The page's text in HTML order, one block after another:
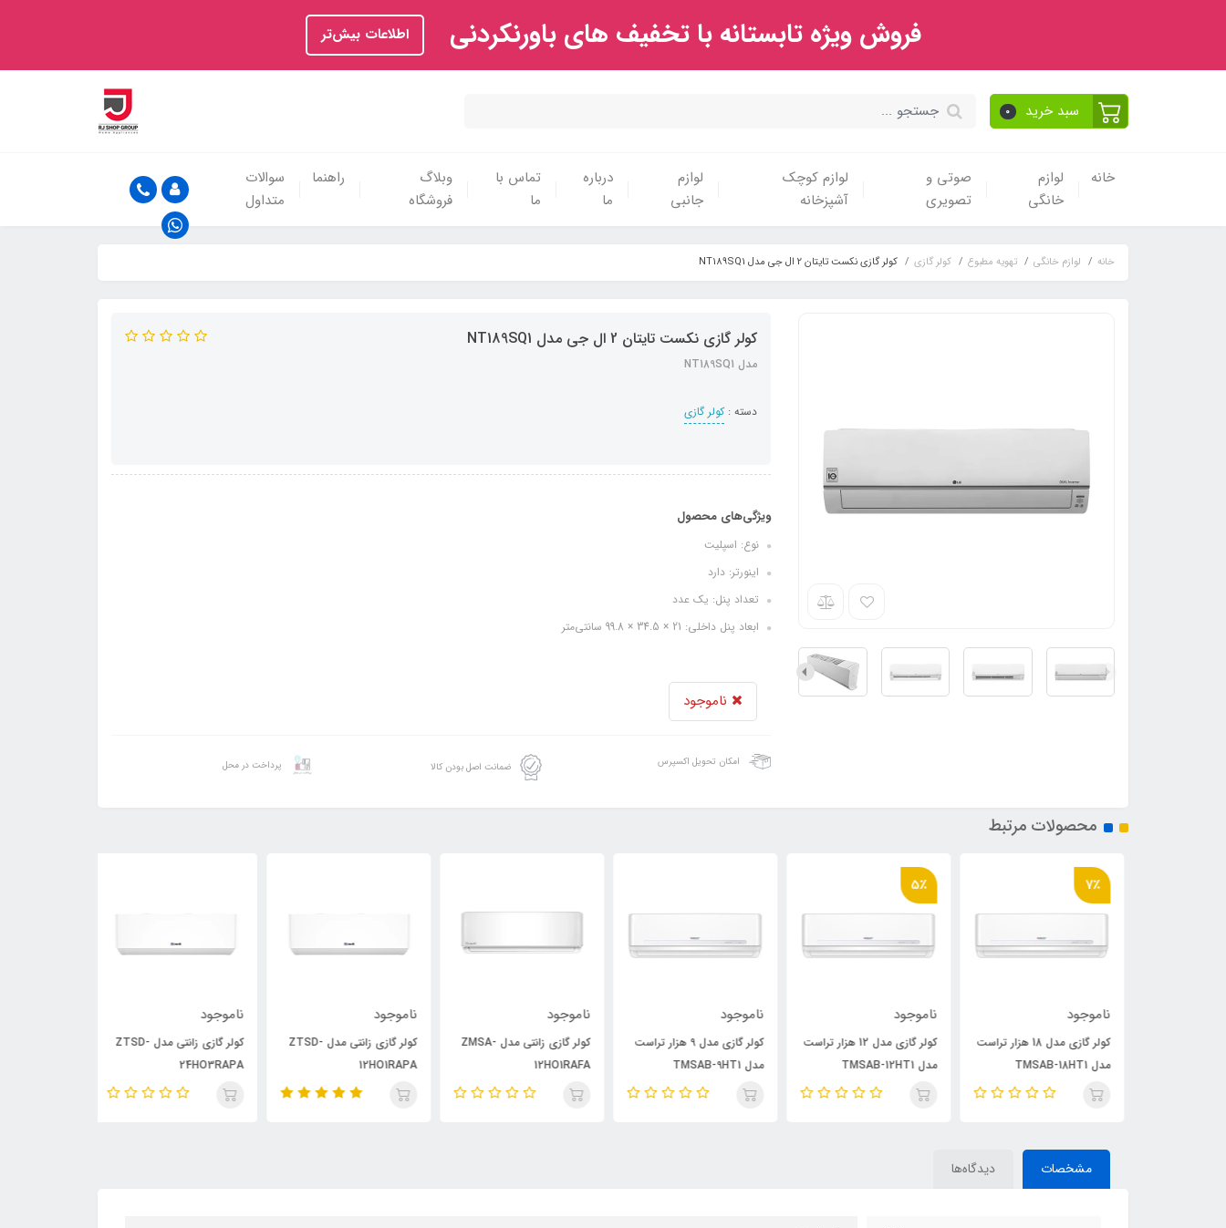
فروش ویژه تابستانه با تخفیف های باورنکردنی اطلاعات بیش‌تر
سبد خرید 0
خانه
لوازم
خانگی
صوتی و
تصویری
لوازم کوچک
آشپزخانه
لوازم
جانبی
درباره
ما
تماس با
ما
وبلاگ
فروشگاه
راهنما
سوالات
متداول
خانه لوازم خانگی تهویه مطبوع کولر گازی کولر گازی نکست تایتان 2 ال جی مدل NT189SQ1
کولر گازی نکست تایتان 2 ال جی مدل NT189SQ1
مدل NT189SQ1
دسته :کولر گازی
ویژگی‌های محصول
نوع: اسپلیت
اینورتر: دارد
تعداد پنل: یک عدد
ابعاد پنل داخلی: 21 × 34.5 × 99.8 سانتی‌متر
ناموجود
امکان تحویل اکسپرس ضمانت اصل بودن کالا پرداخت در محل
محصولات مرتبط
7٪
ناموجود
کولر گازی مدل 18 هزار تراست
مدل TMSAB-18HT1
5٪
ناموجود
کولر گازی مدل 12 هزار تراست
مدل TMSAB-12HT1
ناموجود
کولر گازی مدل 9 هزار تراست
مدل TMSAB-9HT1
ناموجود
کولر گازی زانتی مدل ZMSA-
12HO1RAFA
ناموجود
کولر گازی زانتی مدل ZTSD-
12HO1RAPA
ناموجود
کولر گازی زانتی مدل ZTSD-
24HO3RAPA
مشخصات دیدگاه‌ها